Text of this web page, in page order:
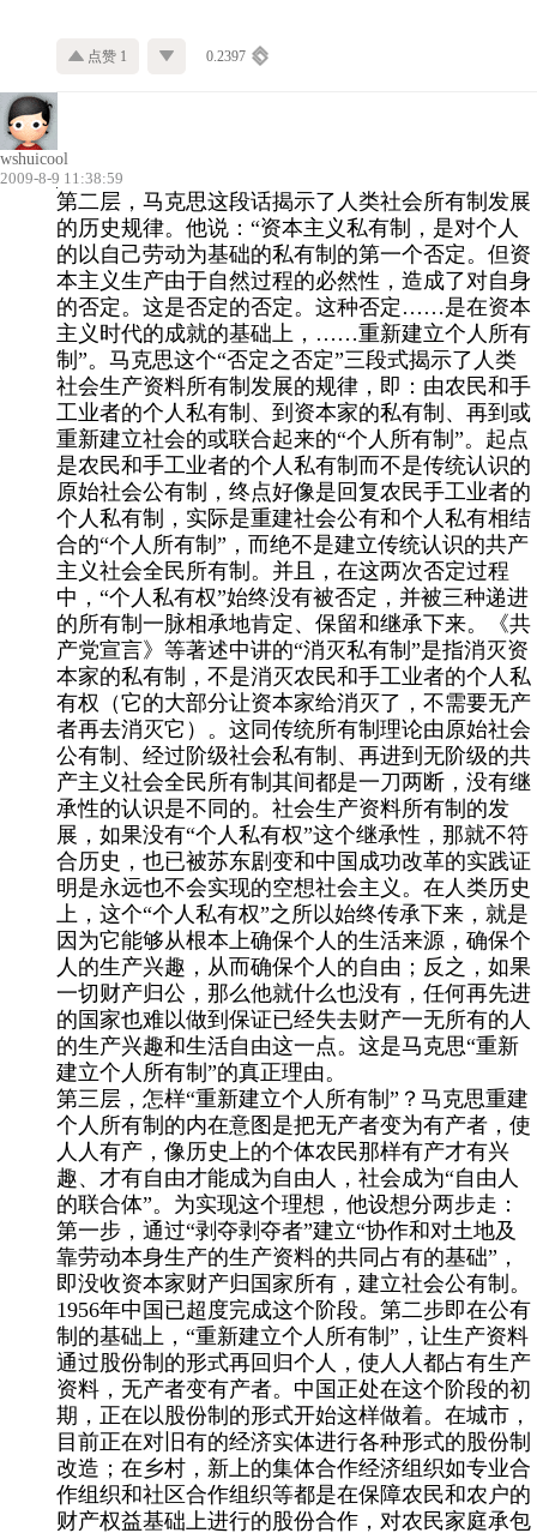
点赞 1 0.2397
wshuicool
2009-8-9 11:38:59
第二层，马克思这段话揭示了人类社会所有制发展
的历史规律。他说：“资本主义私有制，是对个人
的以自己劳动为基础的私有制的第一个否定。但资
本主义生产由于自然过程的必然性，造成了对自身
的否定。这是否定的否定。这种否定……是在资本
主义时代的成就的基础上，……重新建立个人所有
制”。马克思这个“否定之否定”三段式揭示了人类
社会生产资料所有制发展的规律，即：由农民和手
工业者的个人私有制、到资本家的私有制、再到或
重新建立社会的或联合起来的“个人所有制”。起点
是农民和手工业者的个人私有制而不是传统认识的
原始社会公有制，终点好像是回复农民手工业者的
个人私有制，实际是重建社会公有和个人私有相结
合的“个人所有制”，而绝不是建立传统认识的共产
主义社会全民所有制。并且，在这两次否定过程
中，“个人私有权”始终没有被否定，并被三种递进
的所有制一脉相承地肯定、保留和继承下来。《共
产党宣言》等著述中讲的“消灭私有制”是指消灭资
本家的私有制，不是消灭农民和手工业者的个人私
有权（它的大部分让资本家给消灭了，不需要无产
者再去消灭它）。这同传统所有制理论由原始社会
公有制、经过阶级社会私有制、再进到无阶级的共
产主义社会全民所有制其间都是一刀两断，没有继
承性的认识是不同的。社会生产资料所有制的发
展，如果没有“个人私有权”这个继承性，那就不符
合历史，也已被苏东剧变和中国成功改革的实践证
明是永远也不会实现的空想社会主义。在人类历史
上，这个“个人私有权”之所以始终传承下来，就是
因为它能够从根本上确保个人的生活来源，确保个
人的生产兴趣，从而确保个人的自由；反之，如果
一切财产归公，那么他就什么也没有，任何再先进
的国家也难以做到保证已经失去财产一无所有的人
的生产兴趣和生活自由这一点。这是马克思“重新
建立个人所有制”的真正理由。
第三层，怎样“重新建立个人所有制”？马克思重建
个人所有制的内在意图是把无产者变为有产者，使
人人有产，像历史上的个体农民那样有产才有兴
趣、才有自由才能成为自由人，社会成为“自由人
的联合体”。为实现这个理想，他设想分两步走：
第一步，通过“剥夺剥夺者”建立“协作和对土地及
靠劳动本身生产的生产资料的共同占有的基础”，
即没收资本家财产归国家所有，建立社会公有制。
1956年中国已超度完成这个阶段。第二步即在公有
制的基础上，“重新建立个人所有制”，让生产资料
通过股份制的形式再回归个人，使人人都占有生产
资料，无产者变有产者。中国正处在这个阶段的初
期，正在以股份制的形式开始这样做着。在城市，
目前正在对旧有的经济实体进行各种形式的股份制
改造；在乡村，新上的集体合作经济组织如专业合
作组织和社区合作组织等都是在保障农民和农户的
财产权益基础上进行的股份合作，对农民家庭承包